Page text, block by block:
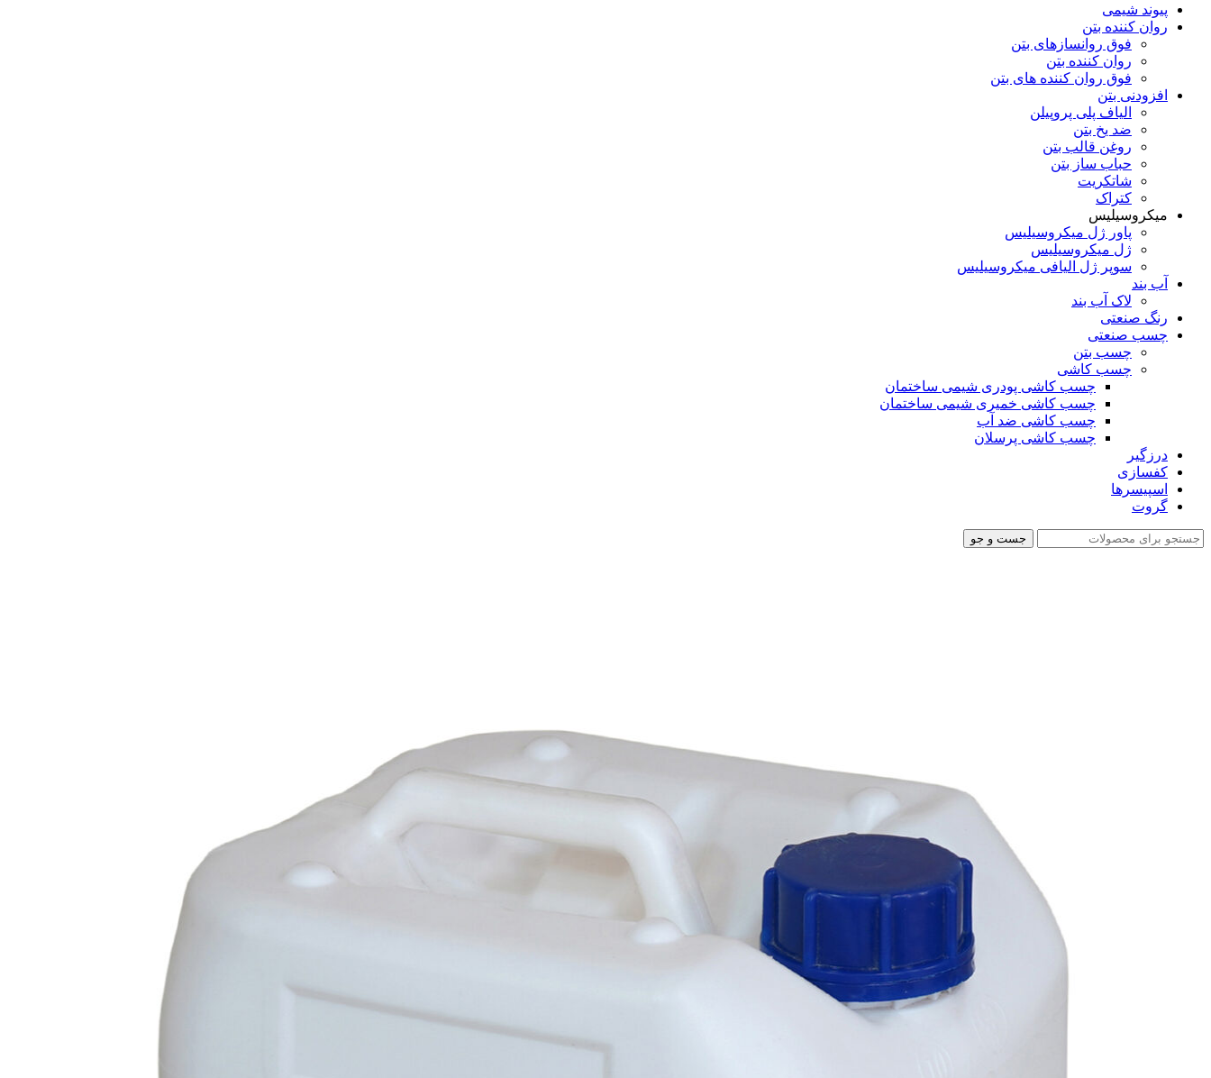
پیوند شیمی
روان کننده بتن
فوق روانسازهای بتن
روان کننده بتن
فوق روان کننده های بتن
افزودنی بتن
الیاف پلی پروپیلن
ضد یخ بتن
روغن قالب بتن
حباب ساز بتن
شاتکریت
کتراک
میکروسیلیس
پاور ژل میکروسیلیس
ژل میکروسیلیس
سوپر ژل الیافی میکروسیلیس
آب بند
لاک آب بند
رنگ صنعتی
چسب صنعتی
چسب بتن
چسب کاشی
چسب کاشی پودری شیمی ساختمان
چسب کاشی خمیری شیمی ساختمان
چسب کاشی ضد آب
چسب کاشی پرسلان
درزگیر
کفسازی
اسپیسرها
گروت
جست و جو